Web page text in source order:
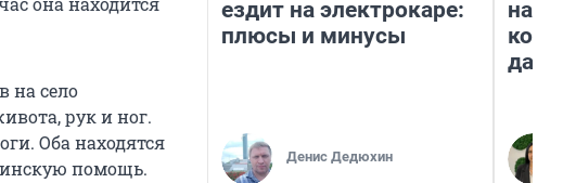
на село
рук и ног.
Оба находятся
помощь.
ездит на электрокаре:
плюсы и минусы
Денис Дедюхин
даже